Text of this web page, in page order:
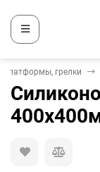
платформы, грелки